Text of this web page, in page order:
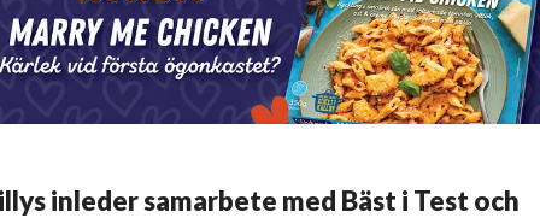
inleder samarbete med Bäst i Test och